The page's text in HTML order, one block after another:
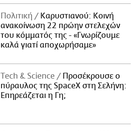
Πολιτική
Καρυστιανού: Κοινή
ανακοίνωση 22 πρώην στελεχών
του κόμματός της - «Γνωρίζουμε
καλά γιατί αποχωρήσαμε»
Τech & Science
Προσέκρουσε ο
πύραυλος της SpaceX στη Σελήνη:
Επηρεάζεται η Γη;